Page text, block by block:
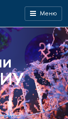
Меню